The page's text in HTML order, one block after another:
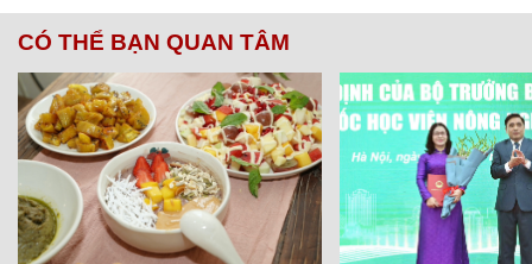
CÓ THỂ BẠN QUAN TÂM